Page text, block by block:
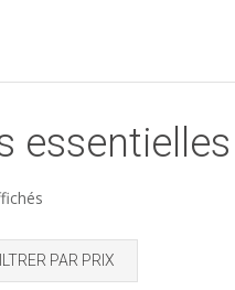
essentielles
PAR PRIX